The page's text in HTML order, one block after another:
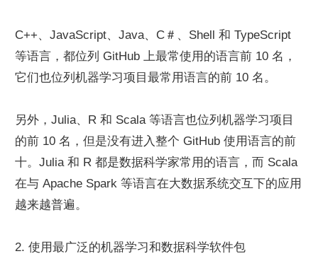
C++、JavaScript、Java、C＃、Shell 和 TypeScript
等语言，都位列 GitHub 上最常使用的语言前 10 名，
它们也位列机器学习项目最常用语言的前 10 名。
另外，Julia、R 和 Scala 等语言也位列机器学习项目
的前 10 名，但是没有进入整个 GitHub 使用语言的前
十。Julia 和 R 都是数据科学家常用的语言，而 Scala
在与 Apache Spark 等语言在大数据系统交互下的应用
越来越普遍。
2. 使用最广泛的机器学习和数据科学软件包